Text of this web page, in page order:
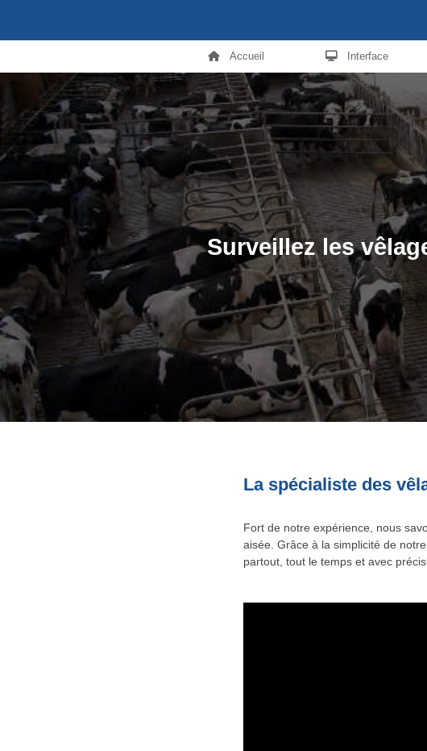
Accueil Interface
Surveillez les
La spécialiste des
Fort de notre expérience, nous
aisée. Grâce à la simplicité de
partout, tout le temps et avec